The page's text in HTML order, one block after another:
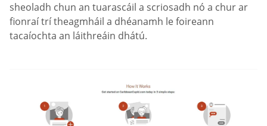
sheoladh chun an tuarascáil a scriosadh nó a chur ar
fionraí trí theagmháil a dhéanamh le foireann
tacaíochta an láithreáin dhátú.